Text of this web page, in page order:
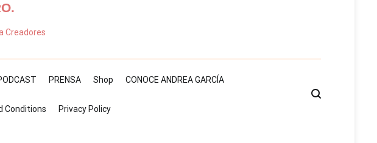
Creadores
PRENSA Shop CONOCE ANDREA GARCÍA
Conditions Privacy Policy